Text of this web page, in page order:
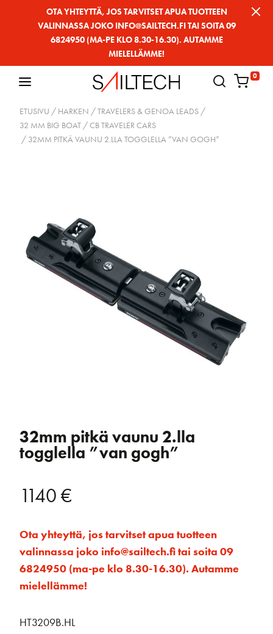
OTA YHTEYTTÄ, JOS TARVITSET APUA TUOTTEEN
VALINNASSA JOKO INFO@SAILTECH.FI TAI SOITA 09
6824950 (MA-PE KLO 8.30-16.30). AUTAMME
MIELELLÄMME!
0
ETUSIVU / HARKEN /TRAVELERS & GENOA LEADS /
32 MM BIG BOAT /CB TRAVELER CARS
/ 32MM PITKÄ VAUNU 2.LLA TOGGLELLA ”VAN GOGH”
32mm pitkä vaunu 2.lla
togglella ”van gogh”
1140€
Ota yhteyttä, jos tarvitset apua tuotteen
valinnassa joko info@sailtech.fi tai soita 09
6824950 (ma-pe klo 8.30-16.30). Autamme
mielellämme!
HT3209B.HL